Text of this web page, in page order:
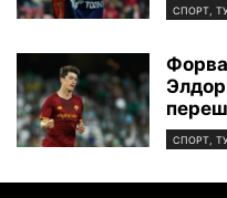
СПОРТ,
СПОРТ,